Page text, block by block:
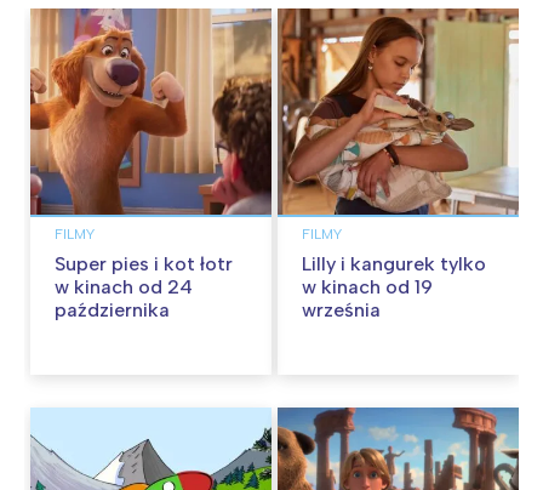
FILMY
Super pies i kot łotr
w kinach od 24
października
FILMY
Lilly i kangurek tylko
w kinach od 19
września